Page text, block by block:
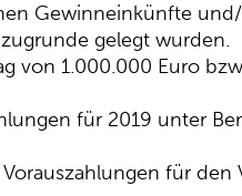
Gewinneinkünfte
gelegt wurden.
von 1.000.000 Euro
für 2019 unter
für